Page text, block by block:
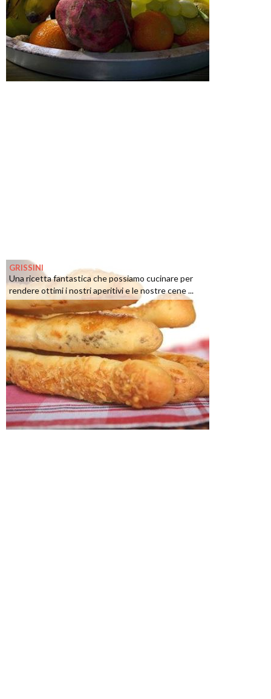
GRISSINI
Una ricetta fantastica che possiamo cucinare per
rendere ottimi i nostri aperitivi e le nostre cene ...